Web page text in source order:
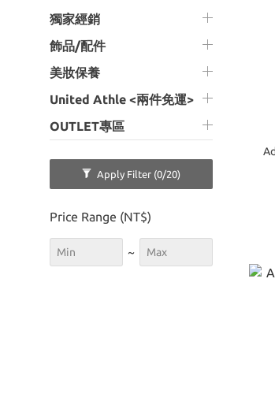
獨家經銷
飾品/配件
美妝保養
United Athle <兩件免運>
OUTLET專區
Apply Filter (0/20)
Price Range (NT$)
~